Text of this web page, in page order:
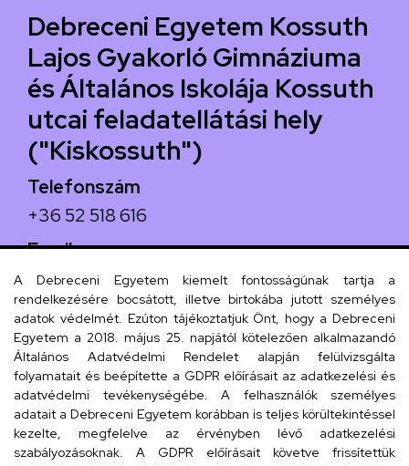
Debreceni Egyetem Kossuth
Lajos Gyakorló Gimnáziuma
és Általános Iskolája Kossuth
utcai feladatellátási hely
("Kiskossuth")
Telefonszám
+36 52 518 616
Email
iskola@kossuth-alt.unideb.hu
Cím
4024 Debrecen, Kossuth utca 33.
Szervezeti telefonkönyv
A Debreceni Egyetem kiemelt fontosságúnak tartja a
rendelkezésére bocsátott, illetve birtokába jutott személyes
adatok védelmét. Ezúton tájékoztatjuk Önt, hogy a Debreceni
Egyetem a 2018. május 25. napjától kötelezően alkalmazandó
Általános Adatvédelmi Rendelet alapján felülvizsgálta
folyamatait és beépítette a GDPR előírásait az adatkezelési és
adatvédelmi tevékenységébe. A felhasználók személyes
adatait a Debreceni Egyetem korábban is teljes körültekintéssel
kezelte, megfelelve az érvényben lévő adatkezelési
szabályozásoknak. A GDPR előírásait követve frissítettük